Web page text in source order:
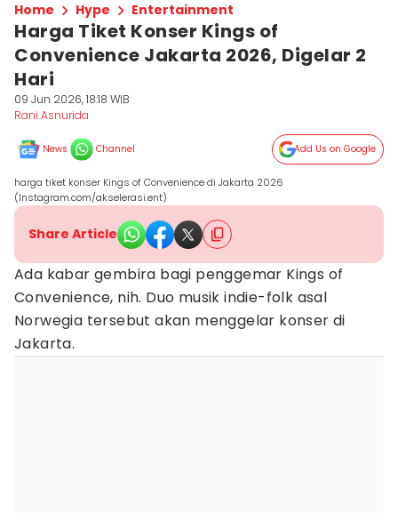
Home Hype Entertainment
Harga Tiket Konser Kings of
Convenience Jakarta 2026, Digelar 2
Hari
09 Jun 2026, 18:18 WIB
Rani Asnurida
News Channel Add Us on Google
harga tiket konser Kings of Convenience di Jakarta 2026
(Instagram.com/akselerasi.ent)
Share Article
Ada kabar gembira bagi penggemar Kings of
Convenience, nih. Duo musik indie-folk asal
Norwegia tersebut akan menggelar konser di
Jakarta.